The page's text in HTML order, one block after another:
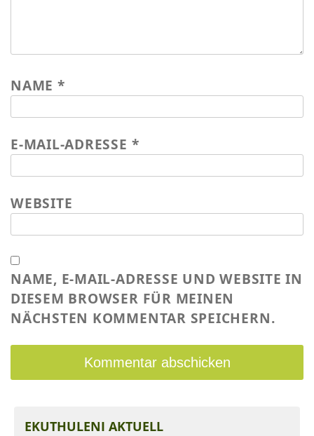
NAME *
E-MAIL-ADRESSE *
WEBSITE
NAME, E-MAIL-ADRESSE UND WEBSITE IN
DIESEM BROWSER FÜR MEINEN
NÄCHSTEN KOMMENTAR SPEICHERN.
EKUTHULENI AKTUELL